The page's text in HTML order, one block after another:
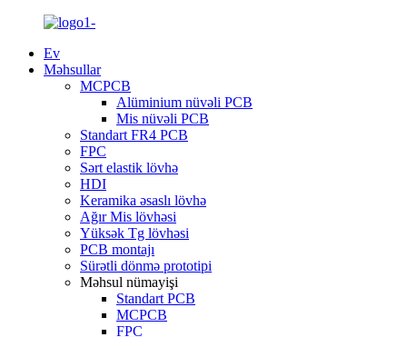
Ev
Məhsullar
MCPCB
Alüminium nüvəli PCB
Mis nüvəli PCB
Standart FR4 PCB
FPC
Sərt elastik lövhə
HDI
Keramika əsaslı lövhə
Ağır Mis lövhəsi
Yüksək Tg lövhəsi
PCB montajı
Sürətli dönmə prototipi
Məhsul nümayişi
Standart PCB
MCPCB
FPC